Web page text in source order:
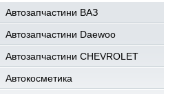
Автозапчастини ВАЗ
Автозапчастини Daewoo
Автозапчастини CHEVROLET
Автокосметика